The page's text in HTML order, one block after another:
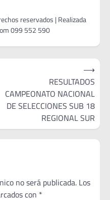
RESULTADOS
CAMPEONATO NACIONAL
DE SELECCIONES SUB 18
REGIONAL SUR
⟶
no será publicada. Los
con *